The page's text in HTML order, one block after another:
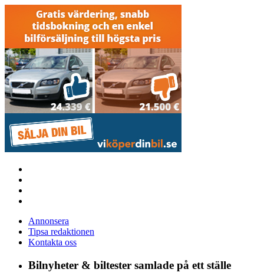
Annonsera
Tipsa redaktionen
Kontakta oss
Bilnyheter & biltester samlade på ett ställe